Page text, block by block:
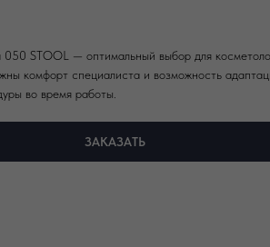
050 STOOL — оптимальный выбор для
комфорт специалиста и возможность
во время работы.
ЗАКАЗАТЬ